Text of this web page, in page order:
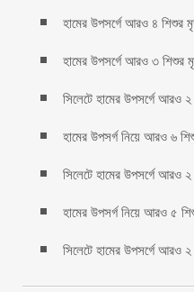
হামের উপসর্গে আরও ৪ শিশুর
হামের উপসর্গে আরও ৩ শিশুর
সিলেটে হামের উপসর্গে আরও
হামের উপসর্গ নিয়ে আরও ৬
সিলেটে হামের উপসর্গে আরও
হামের উপসর্গ নিয়ে আরও ৫
সিলেটে হামের উপসর্গে আরও